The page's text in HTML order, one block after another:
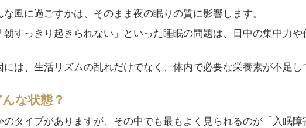
風に過ごすかは、そのまま夜の眠りの質に影響します。
朝すっきり起きられない」といった睡眠の問題は、日中の集中力
には、生活リズムの乱れだけでなく、体内で必要な栄養素が不足し
な状態？
タイプがありますが、その中でも最もよく見られるのが「入眠障